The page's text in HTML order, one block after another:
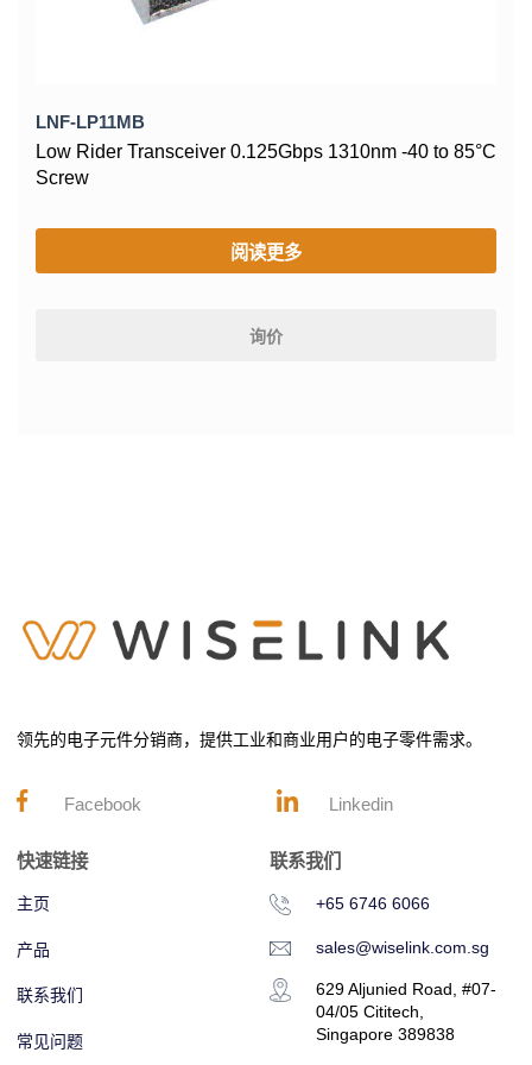
LNF-LP11MB
Low Rider Transceiver 0.125Gbps 1310nm -40 to 85°C
Screw
阅读更多
询价
领先的电子元件分销商，提供工业和商业用户的电子零件需求。
Facebook Linkedin
快速链接
主页
产品
联系我们
常见问题
联系我们
+65 6746 6066
sales@wiselink.com.sg
629 Aljunied Road, #07-
04/05 Cititech,
Singapore 389838